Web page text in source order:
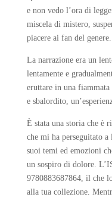
e non vedo l’ora di
miscela di mistero,
piacere ai fan del genere.
La narrazione era un
lentamente e
eruttare in una
e sbalordito,
È stata una storia che è
che mi ha perseguitato
suoi temi ed emozioni
un sospiro di dolore.
9780883687864, il che
alla tua collezione.